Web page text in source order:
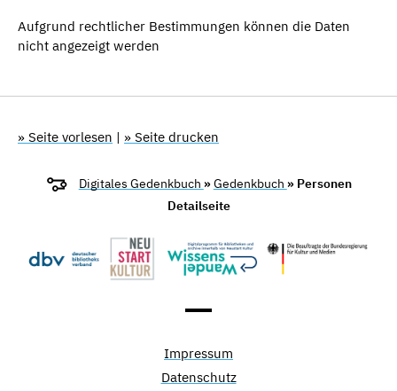
Aufgrund rechtlicher Bestimmungen können die Daten
nicht angezeigt werden
» Seite vorlesen | » Seite drucken
Digitales Gedenkbuch »Gedenkbuch » Personen
Detailseite
Impressum
Datenschutz